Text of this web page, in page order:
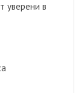
уверени в